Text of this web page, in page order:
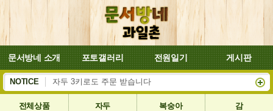
문서방네 소개 포토갤러리 전원일기 게시판
NOTICE 자두 3키로도 주문 받습니다
복숭아 대양이 잘 익어서 8월4일부터 배송합니다
전체상품 자두 복숭아 감